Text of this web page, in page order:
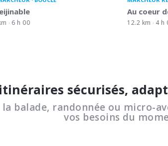
6 h 00
Au coeur
12.2 km 4 h
sécurisés,
la balade, randonnée ou micro-
vos besoins du